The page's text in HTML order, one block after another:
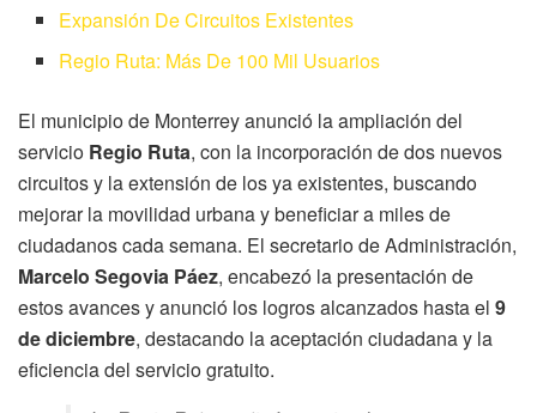
Expansión De Circuitos Existentes
Regio Ruta: Más De 100 Mil Usuarios
El municipio de Monterrey anunció la ampliación del
servicio Regio Ruta, con la incorporación de dos nuevos
circuitos y la extensión de los ya existentes, buscando
mejorar la movilidad urbana y beneficiar a miles de
ciudadanos cada semana. El secretario de Administración,
Marcelo Segovia Páez, encabezó la presentación de
estos avances y anunció los logros alcanzados hasta el 9
de diciembre, destacando la aceptación ciudadana y la
eficiencia del servicio gratuito.